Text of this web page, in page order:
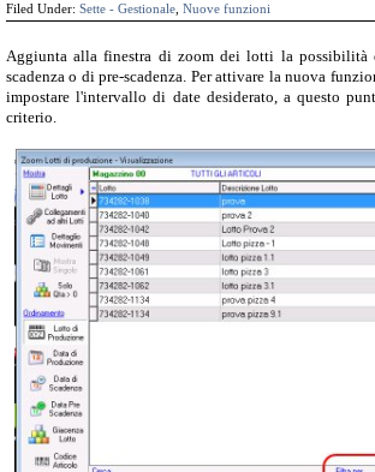
Filed Under: Sette - Gestionale Nuove funzioni
Aggiunta alla finestra di zoom dei lotti la
scadenza o di pre-scadenza. Per attivare la nuova
impostare l'intervallo di date desiderato, a questo
criterio.